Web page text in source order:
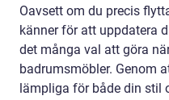
Oavsett om du precis
känner för att uppdatera
det många val att göra
badrumsmöbler. Genom
lämpliga för både din stil